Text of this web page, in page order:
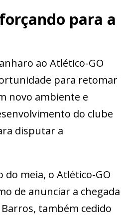
para a
ao Atlético-GO
para retomar
novo ambiente e
do clube
disputar a
do meia, o Atlético-GO
de anunciar a chegada
também cedido